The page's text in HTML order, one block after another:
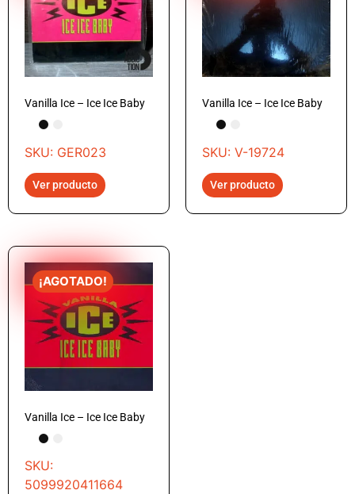
Vanilla Ice – Ice Ice Baby
SKU: GER023
Ver producto
Vanilla Ice – Ice Ice Baby
SKU: V-19724
Ver producto
¡AGOTADO!
Vanilla Ice – Ice Ice Baby
SKU:
5099920411664